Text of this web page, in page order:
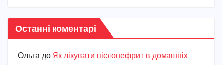
Останні коментарі
Ольга до Як лікувати пієлонефрит в домашніх